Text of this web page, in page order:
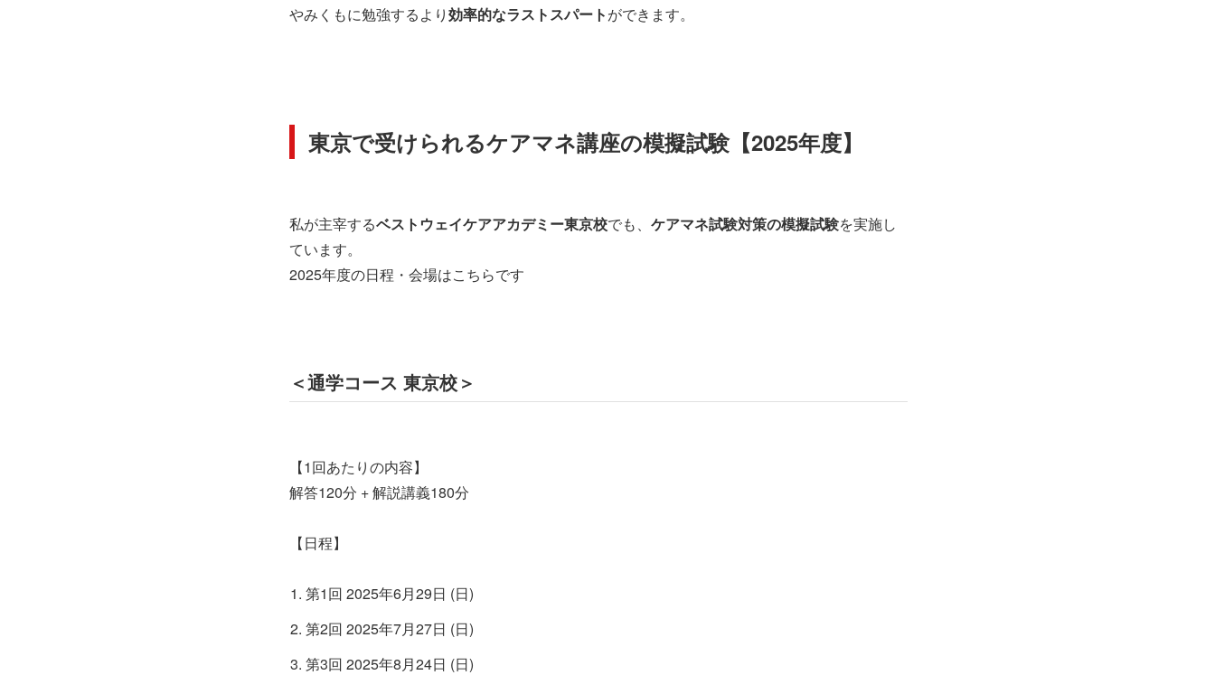
やみくもに勉強するより効率的なラストスパートができます。
東京で受けられるケアマネ講座の模擬試験【2025年度】
私が主宰するベストウェイケアアカデミー東京校でも、 ケアマネ試験対策の模擬試験を実施し
ています。
2025年度の日程・会場はこちらです
＜通学コース 東京校＞
【1回あたりの内容】
解答120分 + 解説講義180分
【日程】
第1回 2025年6月29日 (日)
第2回 2025年7月27日 (日)
第3回 2025年8月24日 (日)